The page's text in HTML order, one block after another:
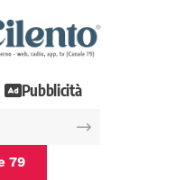
Pubblicità
79